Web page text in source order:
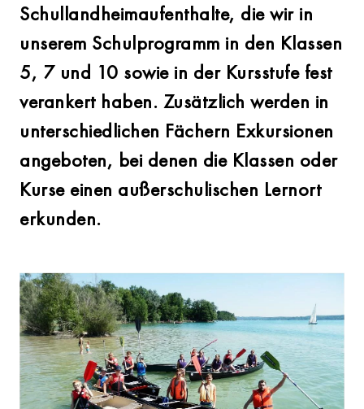
Schullandheimaufenthalte, die wir in
unserem Schulprogramm in den Klassen
5, 7 und 10 sowie in der Kursstufe fest
verankert haben. Zusätzlich werden in
unterschiedlichen Fächern Exkursionen
angeboten, bei denen die Klassen oder
Kurse einen außerschulischen Lernort
erkunden.